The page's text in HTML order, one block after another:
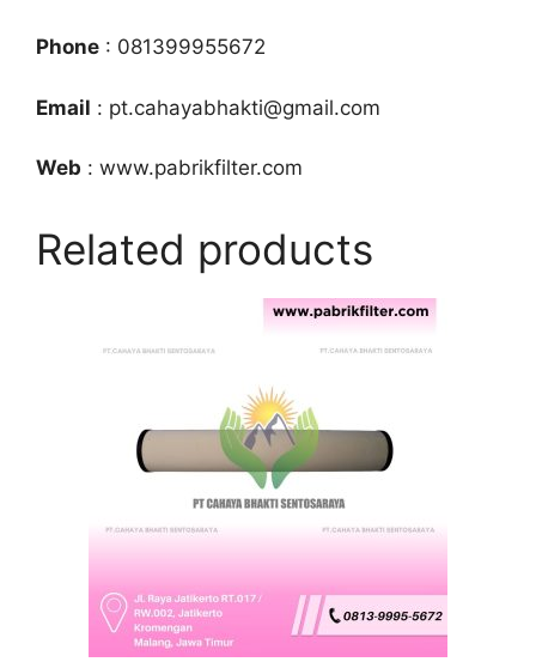
Phone : 081399955672
Email : pt.cahayabhakti@gmail.com
Web : www.pabrikfilter.com
Related products